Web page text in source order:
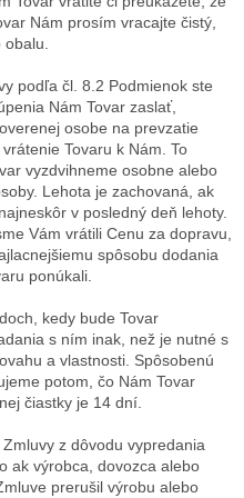
Nám prosím vracajte čistý,
podľa čl. 8.2 Podmienok ste
Nám Tovar zaslať,
osobe na prevzatie
Tovaru k Nám. To
vyzdvihneme osobne alebo
Lehota je zachovaná, ak
v posledný deň lehoty.
Vám vrátili Cenu za dopravu,
spôsobu dodania
ponúkali.
kedy bude Tovar
s ním inak, než je nutné s
a vlastnosti. Spôsobenú
potom, čo Nám Tovar
čiastky je 14 dní.
z dôvodu vypredania
ak výrobca, dovozca alebo
prerušil výrobu alebo